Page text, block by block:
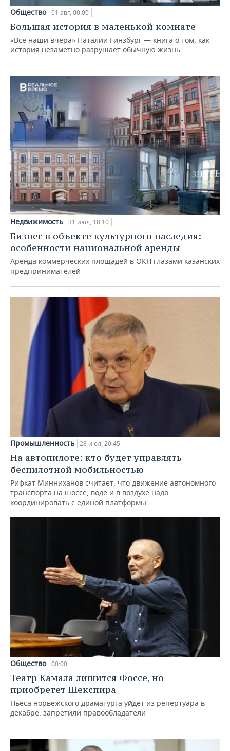
Общество 01 авг, 00:00
Большая история в маленькой комнате
«Все наши вчера» Наталии Гинзбург — книга о том, как
история незаметно разрушает обычную жизнь
Недвижимость 31 июл, 18:10
Бизнес в объекте культурного наследия:
особенности национальной аренды
Аренда коммерческих площадей в ОКН глазами казанских
предпринимателей
Промышленность 28 июл, 20:45
На автопилоте: кто будет управлять
беспилотной мобильностью
Рифкат Минниханов считает, что движение автономного
транспорта на шоссе, воде и в воздухе надо
координировать с единой платформы
Общество 00:00
Театр Камала лишится Фоссе, но
приобретет Шекспира
Пьеса норвежского драматурга уйдет из репертуара в
декабре: запретили правообладатели